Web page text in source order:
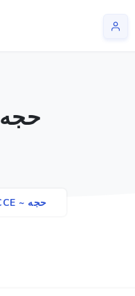
hicce ~ حجه
HICCE ~ حجه